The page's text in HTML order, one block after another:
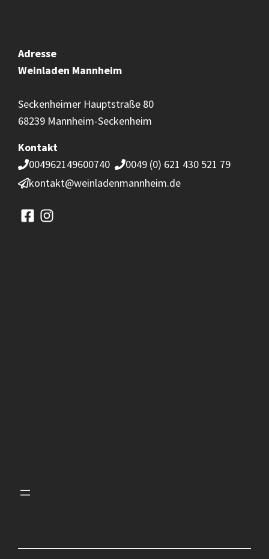
Adresse
Weinladen Mannheim
Seckenheimer Hauptstraße 80
68239 Mannheim-Seckenheim
Kontakt
004962149600740
0049 (0) 621 430 521 79
kontakt@weinladenmannheim.de